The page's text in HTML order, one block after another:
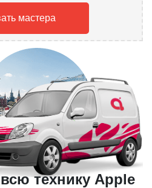
мастера
технику Apple